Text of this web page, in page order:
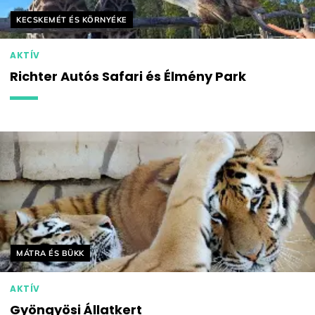
Helyszín címkék:
KECSKEMÉT ÉS KÖRNYÉKE
AKTÍV
Richter Autós Safari és Élmény Park
Helyszín címkék:
MÁTRA ÉS BÜKK
AKTÍV
Gyöngyösi Állatkert